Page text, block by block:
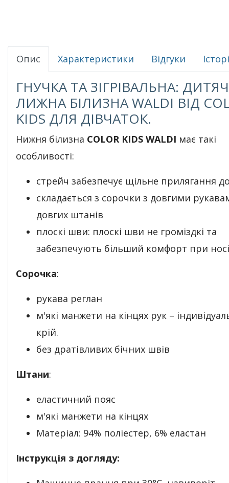
Опис Характеристики Відгуки
ГНУЧКА ТА ЗІГРІВАЛЬНА:
ЛИЖНА БІЛИЗНА WALDI ВІД
KIDS ДЛЯ ДІВЧАТОК.
Нижня білизна COLOR KIDS WALDI має такі
особливості:
стрейч забезпечує щільне прилягання
складається з сорочки з довгими
довгих штанів
плоскі шви: плоскі шви не громіздкі та
забезпечують більший комфорт при
Сорочка:
рукава реглан
м'які манжети на кінцях рук –
крій.
без дратівливих бічних швів
Штани:
еластичний пояс
м'які манжети на кінцях
Матеріал: 94% поліестер, 6% еластан
Інструкція з догляду: